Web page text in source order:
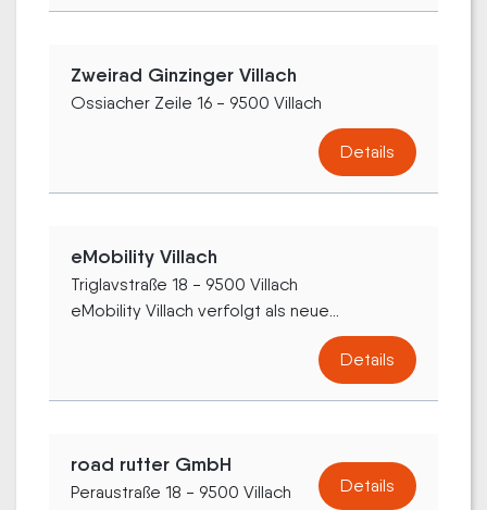
Zweirad Ginzinger Villach
Ossiacher Zeile 16 - 9500 Villach
Details
eMobility Villach
Triglavstraße 18 - 9500 Villach
eMobility Villach verfolgt als neue...
Details
road rutter GmbH
Peraustraße 18 - 9500 Villach Details